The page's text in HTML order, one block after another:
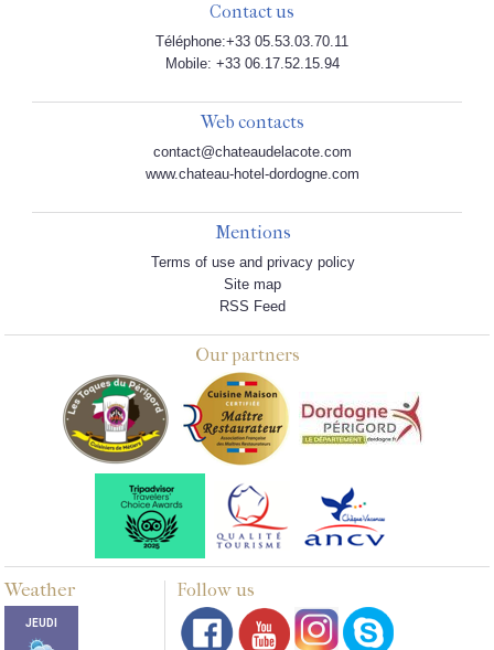
Contact us
Téléphone:+33 05.53.03.70.11
Mobile: +33 06.17.52.15.94
Web contacts
contact@chateaudelacote.com
www.chateau-hotel-dordogne.com
Mentions
Terms of use and privacy policy
Site map
RSS Feed
Our partners
Weather Follow us